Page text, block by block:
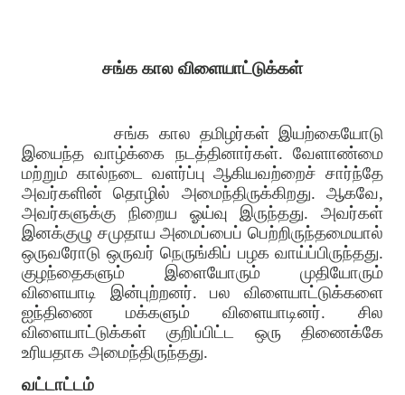
சங்க கால விளையாட்டுக்கள்
சங்க கால தமிழர்கள் இயற்கையோடு
இயைந்த வாழ்க்கை நடத்தினார்கள். வேளாண்மை
மற்றும் கால்நடை வளர்ப்பு ஆகியவற்றைச் சார்ந்தே
அவர்களின் தொழில் அமைந்திருக்கிறது. ஆகவே,
அவர்களுக்கு நிறைய ஓய்வு இருந்தது. அவர்கள்
இனக்குழு சமுதாய அமைப்பைப் பெற்றிருந்தமையால்
ஒருவரோடு ஒருவர் நெருங்கிப் பழக வாய்ப்பிருந்தது.
குழந்தைகளும் இளையோரும் முதியோரும்
விளையாடி இன்புற்றனர். பல விளையாட்டுக்களை
ஐந்திணை மக்களும் விளையாடினர். சில
விளையாட்டுக்கள் குறிப்பிட்ட ஒரு திணைக்கே
உரியதாக அமைந்திருந்தது.
வட்டாட்டம்